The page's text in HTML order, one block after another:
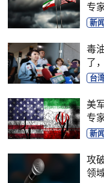
专
新
毒
了
台
美
专
新
攻
领